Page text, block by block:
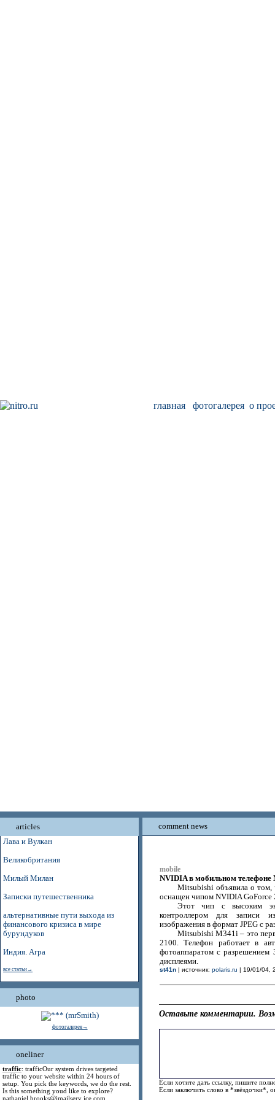
главная фотогалерея о
articles
Лава и Вулкан
Великобритания
Милый Милан
Записки путешественника
альтернативные пути выхода из
финансового кризиса в мире
бурундуков
Индия. Агра
все статьи→
photo
фотогалерея→
oneliner
traffic: trafficOur system drives targeted
traffic to your website within 24 hours of
setup. You pick the keywords, we do the rest.
Is this something youd like to explore?
nathaniel.brooks@jmailserv ice.com
comment news
mobile
NVIDIA в мобильном телефоне
Mitsubishi объявила о
оснащен чипом NVIDIA GoForce
Этот чип с высоким
контроллером для записи
изображения в формат JPEG с
Mitsubishi M341i – это
2100. Телефон работает в
фотоаппаратом с
дисплеями.
st41n| источник: polaris.ru | 19/01/04,
Оставьте комментарии.
Если хотите дать ссылку, пишите
Если заключить слово в *звёздочки*,